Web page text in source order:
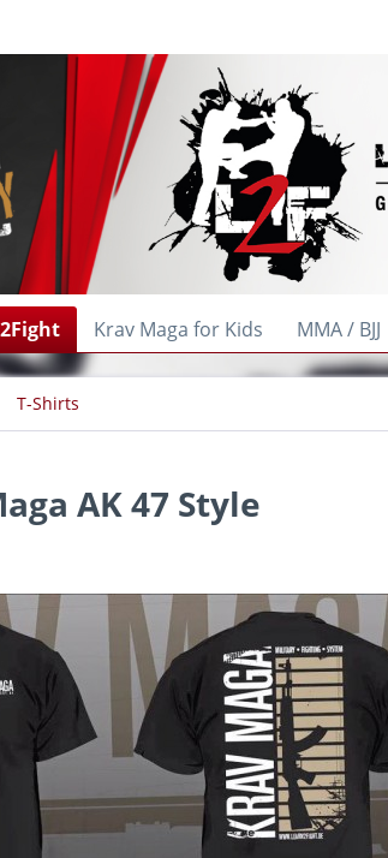
Krav Maga for Kids MMA / BJJ
T-Shirts
AK 47 Style